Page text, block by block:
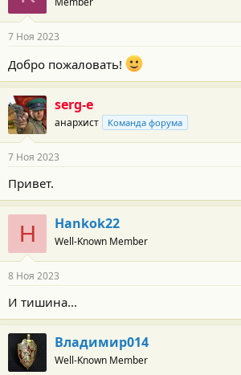
7 Ноя 2023
Добро пожаловать!
serg-e
анархист Команда форума
7 Ноя 2023
Привет.
H Hankok22
Well-Known Member
8 Ноя 2023
И тишина...
Владимир014
Well-Known Member